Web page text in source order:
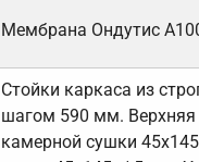
Мембрана Ондутис
Стойки каркаса из
шагом 590 мм. Верхняя
камерной сушки